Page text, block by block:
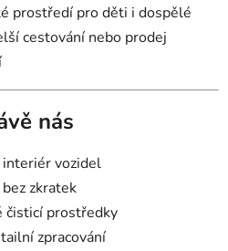
prostředí pro děti i dospělé
cestování nebo prodej
nás
interiér vozidel
zkratek
čisticí prostředky
zpracování